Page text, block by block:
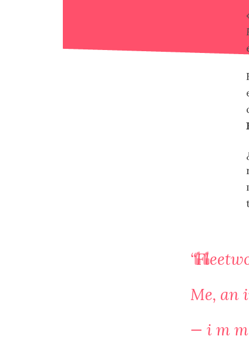
Me, an
— i m